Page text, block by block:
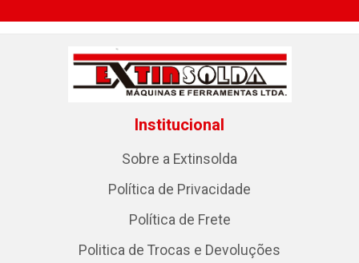
Institucional
Sobre a Extinsolda
Política de Privacidade
Política de Frete
Politica de Trocas e Devoluções